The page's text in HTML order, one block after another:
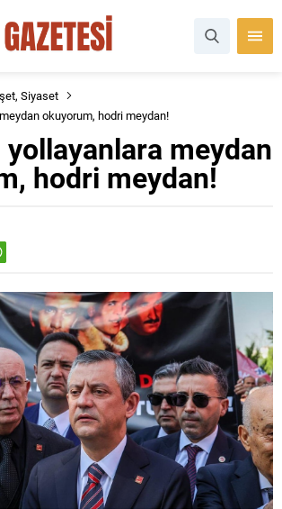
, Siyaset
okuyorum, hodri meydan!
yollayanlara meydan
hodri meydan!